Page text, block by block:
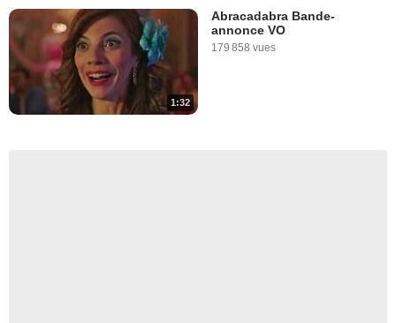
1:32
Abracadabra Bande-
annonce VO
179 858 vues